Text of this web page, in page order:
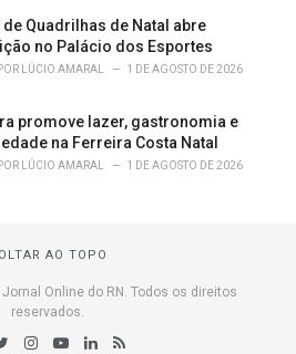
de Quadrilhas de Natal abre
no Palácio dos Esportes
LÚCIO AMARAL 1 DE AGOSTO DE 2026
promove lazer, gastronomia e
na Ferreira Costa Natal
LÚCIO AMARAL 1 DE AGOSTO DE 2026
AO TOPO
Online do RN. Todos os direitos
reservados.